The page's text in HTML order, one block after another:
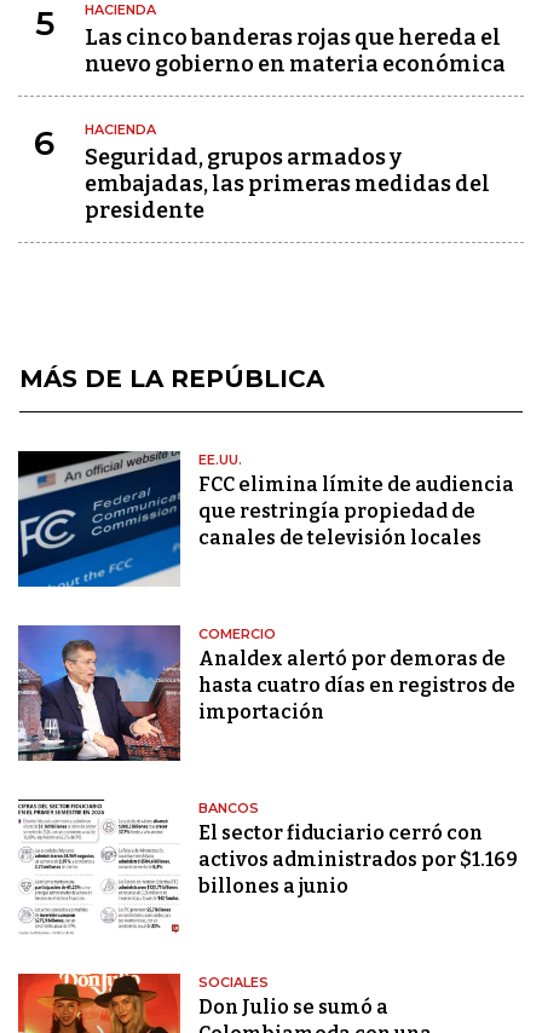
5 HACIENDA
Las cinco banderas rojas que hereda el
nuevo gobierno en materia económica
6 HACIENDA
Seguridad, grupos armados y
embajadas, las primeras medidas del
presidente
MÁS DE LA REPÚBLICA
EE.UU.
FCC elimina límite de audiencia
que restringía propiedad de
canales de televisión locales
COMERCIO
Analdex alertó por demoras de
hasta cuatro días en registros de
importación
BANCOS
El sector fiduciario cerró con
activos administrados por $1.169
billones a junio
SOCIALES
Don Julio se sumó a